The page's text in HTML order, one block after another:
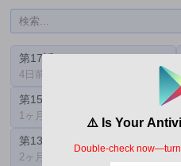
第17話
4日前
第15話
1ヶ月前
第13話
2ヶ月前